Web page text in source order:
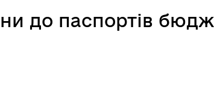
до паспортів